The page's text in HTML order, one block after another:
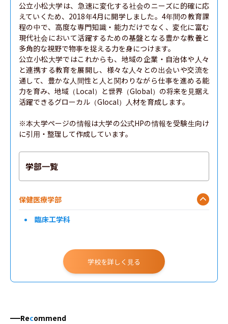
公立小松大学は、急速に変化する社会のニーズに的確に応
えていくため、2018年4月に開学しました。4年間の教育課
程の中で、高度な専門知識・能力だけでなく、変化に富む
現代社会において活躍するための基盤となる豊かな教養と
多角的な視野で物事を捉える力を身につけます。
公立小松大学ではこれからも、地域の企業・自治体や人々
と連携する教育を展開し、様々な人々との出会いや交流を
通して、豊かな人間性と人と関わりながら仕事を進める能
力を育み、地域（Local）と世界（Global）の将来を見据え
活躍できるグローカル（Glocal）人材を育成します。
※本大学ページの情報は大学の公式HPの情報を受験生向け
に引用・整理して作成しています。
学部一覧
保健医療学部
臨床工学科
学校を詳しく見る
Recommend